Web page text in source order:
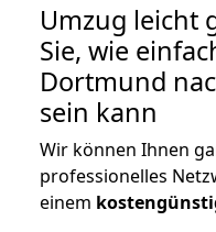
Umzug leicht
Sie, wie
Dortmund
sein kann
Wir können Ihnen
professionelles
einem